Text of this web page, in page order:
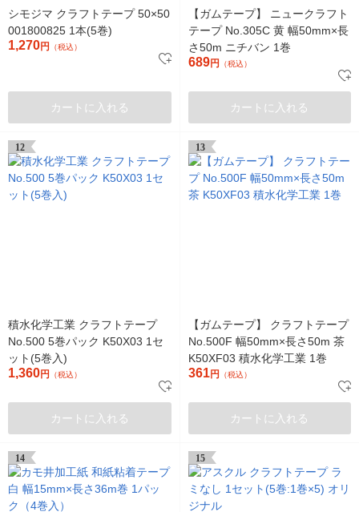
シモジマ クラフトテープ 50×50
001800825 1本(5巻)
1,270円 （税込）
カートに入れる
【ガムテープ】 ニュークラフト
テープ No.305C 黄 幅50mm×長
さ50m ニチバン 1巻
689円 （税込）
カートに入れる
12
積水化学工業 クラフトテープ
No.500 5巻パック K50X03 1セ
ット(5巻入)
1,360円 （税込）
カートに入れる
13
【ガムテープ】 クラフトテープ
No.500F 幅50mm×長さ50m 茶
K50XF03 積水化学工業 1巻
361円 （税込）
カートに入れる
14 15